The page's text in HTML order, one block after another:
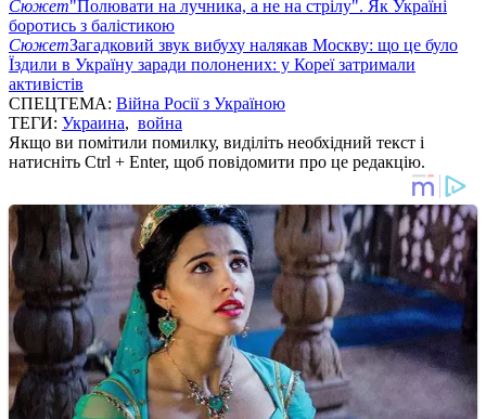
Сюжет"Полювати на лучника, а не на стрілу". Як Україні
боротись з балістикою
СюжетЗагадковий звук вибуху налякав Москву: що це було
Їздили в Україну заради полонених: у Кореї затримали
активістів
СПЕЦТЕМА: Війна Росії з Україною
ТЕГИ: Украина, война
Якщо ви помітили помилку, виділіть необхідний текст і
натисніть Ctrl + Enter, щоб повідомити про це редакцію.